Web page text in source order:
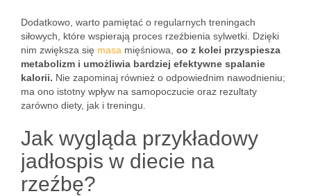
Dodatkowo, warto pamiętać o regularnych treningach
siłowych, które wspierają proces rzeźbienia sylwetki. Dzięki
nim zwiększa się masa mięśniowa, co z kolei przyspiesza
metabolizm i umożliwia bardziej efektywne spalanie
kalorii. Nie zapominaj również o odpowiednim nawodnieniu;
ma ono istotny wpływ na samopoczucie oraz rezultaty
zarówno diety, jak i treningu.
Jak wygląda przykładowy
jadłospis w diecie na
rzeźbę?